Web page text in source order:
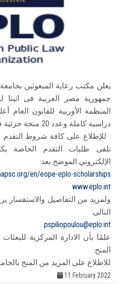
يعلن مكتب رعاية المبعوثين
جمهورية مصر العربية فى اثينا
دراسية كاملة وعدد 20 منحة جزئية فى مجال الدراسات القانونية.
للإطلاع على كافة شروط التقدم
تلقى طلبات التقدم الخاصة
الإلكتروني الموضح بعد:
en/eope-eplo-scholarships/
www.eplo.int
ولمزيد من التفاصيل والاستفسار
التالى:
pspiliopoulou@eplo.int
علمًا بأن الادارة المركزية
المنح.
للاطلاع على المزيد من المنح
11 February 2022